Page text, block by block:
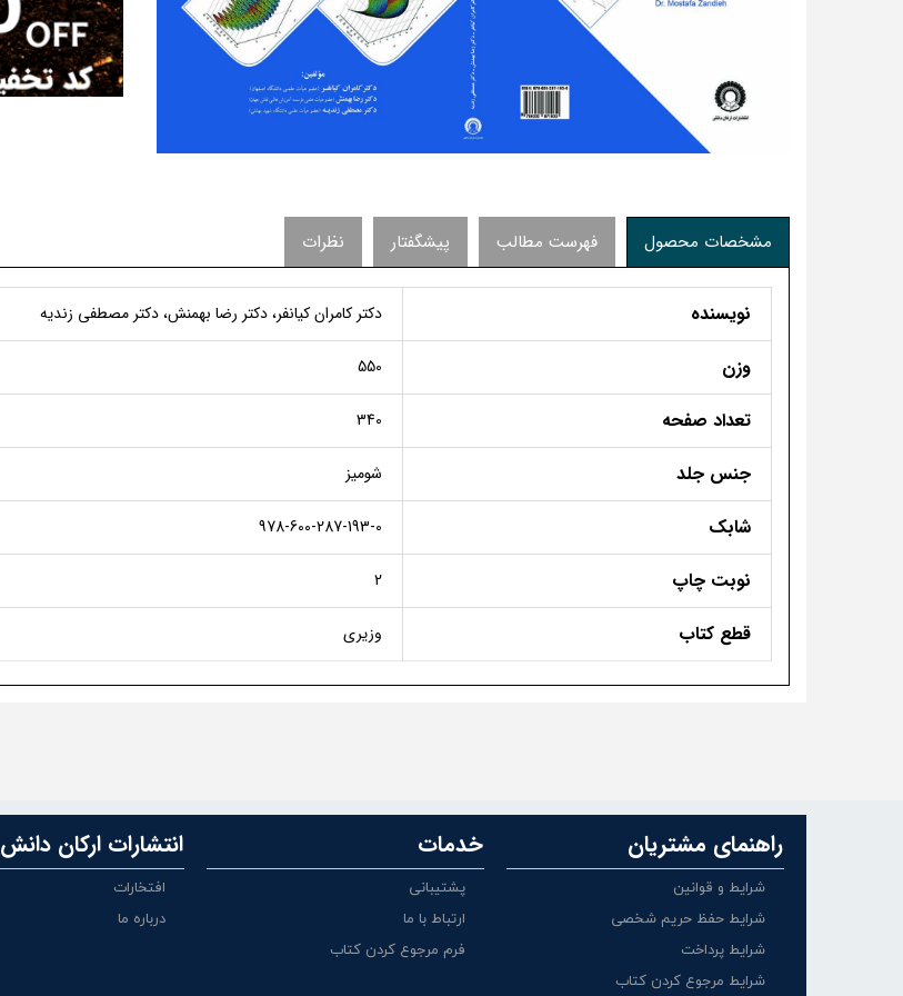
مشخصات محصول فهرست مطالب پیشگفتار نظرات
نویسنده دکتر کامران کیانفر، دکتر رضا بهمنش، دکتر مصطفی زندیه
وزن 550
تعداد صفحه 340
جنس جلد شومیز
شابک 978-600-287-193-0
نوبت چاپ 2
قطع کتاب وزیری
راهنمای مشتریان
شرایط و قوانین
شرایط حفظ حریم شخصی
شرایط پرداخت
شرایط مرجوع کردن کتاب
خدمات
پشتیبانی
ارتباط با ما
فرم مرجوع کردن کتاب
انتشارات ارکان دانش
افتخارات
درباره ما